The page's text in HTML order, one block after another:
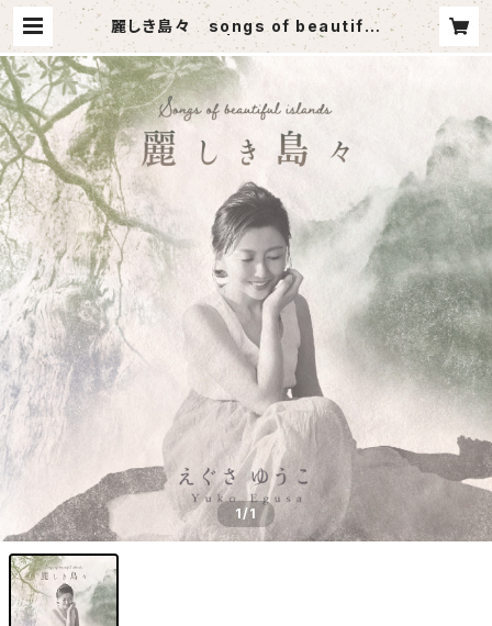
麗しき島々 songs of beautiful
islands | tiaremusic
1/1